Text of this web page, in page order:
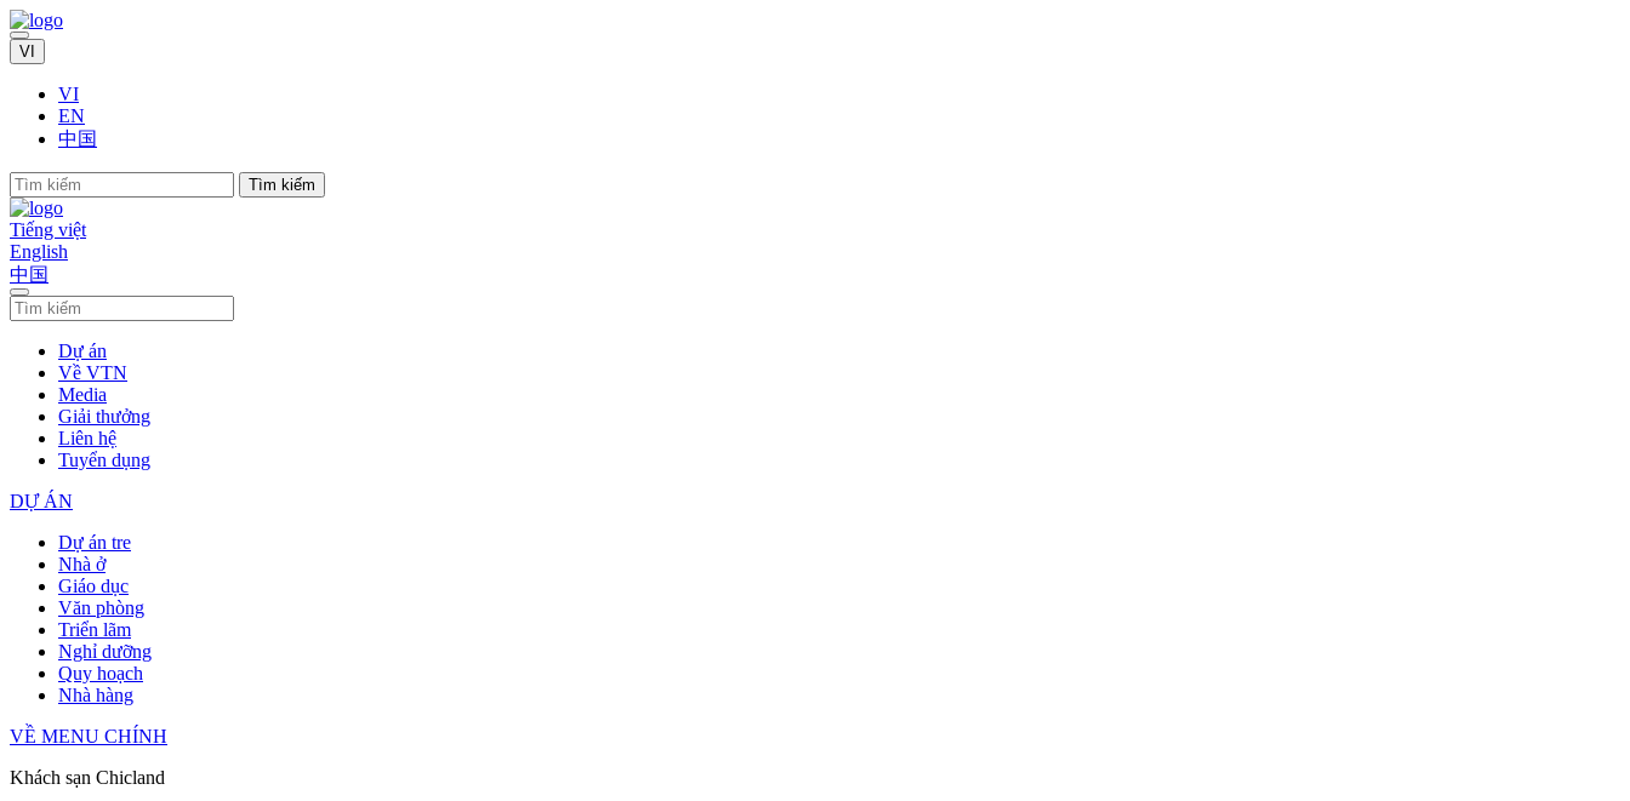
VI
VI
EN
中国
Tìm kiếm
Tiếng việt
English
中国
Dự án
Về VTN
Media
Giải thưởng
Liên hệ
Tuyển dụng
DỰ ÁN
Dự án tre
Nhà ở
Giáo dục
Văn phòng
Triển lãm
Nghỉ dưỡng
Quy hoạch
Nhà hàng
VỀ MENU CHÍNH
Khách sạn Chicland